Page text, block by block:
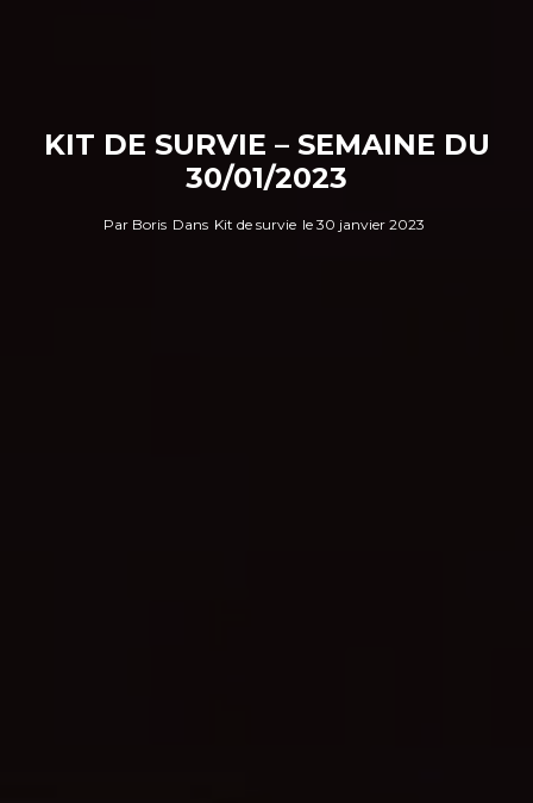
KIT DE SURVIE – SEMAINE DU
30/01/2023
Par Boris Dans Kit de survie le 30 janvier 2023